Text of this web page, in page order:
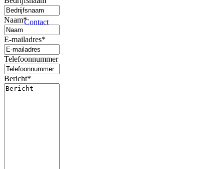
Contact
Naam*
E-mailadres*
Telefoonnummer
Bericht*